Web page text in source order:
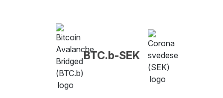
BTC.b-SEK